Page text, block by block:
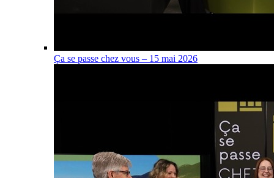
Ça se passe chez vous – 15 mai 2026